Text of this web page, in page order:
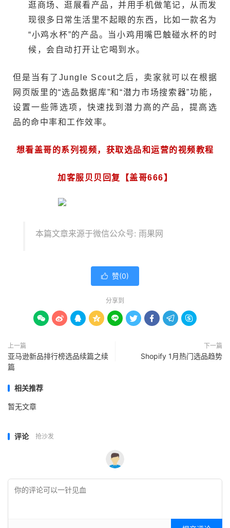
逛商场、逛展看产品，并用手机做笔记，从而发
现很多日常生活里不起眼的东西，比如一款名为
“小鸡水杯”的产品。当小鸡用嘴巴触碰水杯的时
候，会自动打开让它喝到水。
但是当有了Jungle Scout之后，卖家就可以在根据
网页版里的“选品数据库”和“潜力市场搜索器”功能，
设置一些筛选项，快速找到潜力高的产品，提高选
品的命中率和工作效率。
想看盖哥的系列视频，获取选品和运营的视频教程
加客服贝贝回复【盖哥666】
本篇文章来源于微信公众号: 雨果网
 赞(0)
分享到
        
上一篇
亚马逊新品排行榜选品续篇之续
篇
下一篇
Shopify 1月热门选品趋势
相关推荐
暂无文章
评论 抢沙发